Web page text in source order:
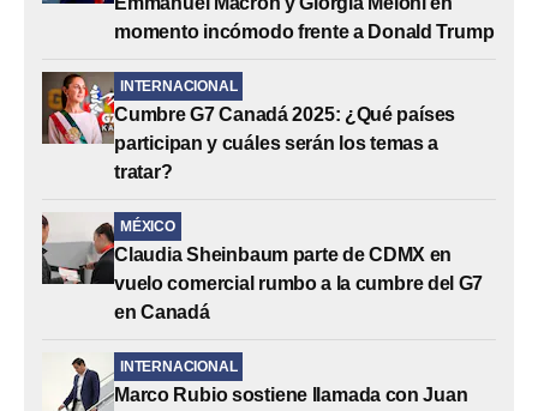
momento incómodo frente a Donald Trump
INTERNACIONAL
Cumbre G7 Canadá 2025: ¿Qué países
participan y cuáles serán los temas a
tratar?
MÉXICO
Claudia Sheinbaum parte de CDMX en
vuelo comercial rumbo a la cumbre del G7
en Canadá
INTERNACIONAL
Marco Rubio sostiene llamada con Juan